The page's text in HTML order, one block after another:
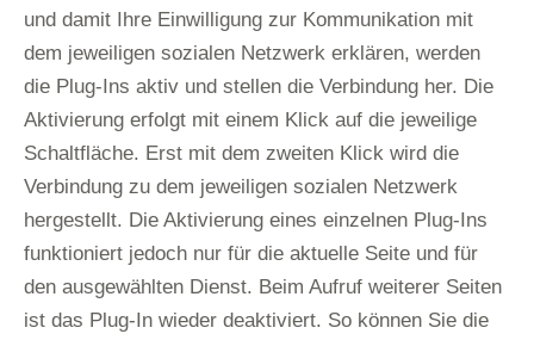
und damit Ihre Einwilligung zur Kommunikation mit
dem jeweiligen sozialen Netzwerk erklären, werden
die Plug-Ins aktiv und stellen die Verbindung her. Die
Aktivierung erfolgt mit einem Klick auf die jeweilige
Schaltfläche. Erst mit dem zweiten Klick wird die
Verbindung zu dem jeweiligen sozialen Netzwerk
hergestellt. Die Aktivierung eines einzelnen Plug-Ins
funktioniert jedoch nur für die aktuelle Seite und für
den ausgewählten Dienst. Beim Aufruf weiterer Seiten
ist das Plug-In wieder deaktiviert. So können Sie die